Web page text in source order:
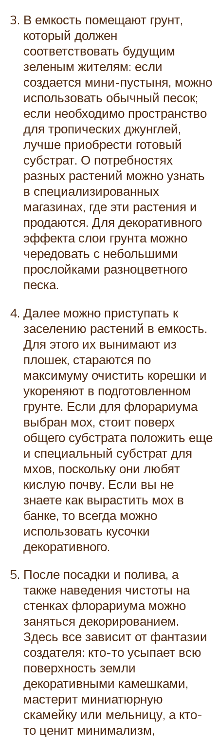
В емкость помещают грунт,
который должен
соответствовать будущим
зеленым жителям: если
создается мини-пустыня, можно
использовать обычный песок;
если необходимо пространство
для тропических джунглей,
лучше приобрести готовый
субстрат. О потребностях
разных растений можно узнать
в специализированных
магазинах, где эти растения и
продаются. Для декоративного
эффекта слои грунта можно
чередовать с небольшими
прослойками разноцветного
песка.
Далее можно приступать к
заселению растений в емкость.
Для этого их вынимают из
плошек, стараются по
максимуму очистить корешки и
укореняют в подготовленном
грунте. Если для флорариума
выбран мох, стоит поверх
общего субстрата положить еще
и специальный субстрат для
мхов, поскольку они любят
кислую почву. Если вы не
знаете как вырастить мох в
банке, то всегда можно
использовать кусочки
декоративного.
После посадки и полива, а
также наведения чистоты на
стенках флорариума можно
заняться декорированием.
Здесь все зависит от фантазии
создателя: кто-то усыпает всю
поверхность земли
декоративными камешками,
мастерит миниатюрную
скамейку или мельницу, а кто-
то ценит минимализм,